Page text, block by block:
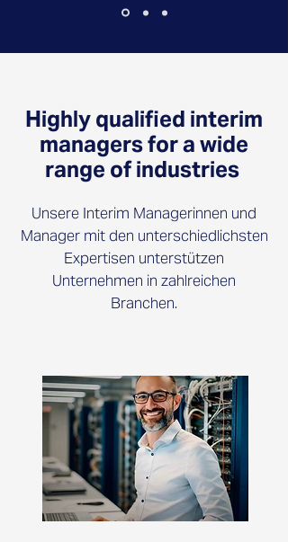
Highly qualified interim
managers for a wide
range of industries
Unsere Interim Managerinnen und
Manager mit den unterschiedlichsten
Expertisen unterstützen
Unternehmen in zahlreichen
Branchen.